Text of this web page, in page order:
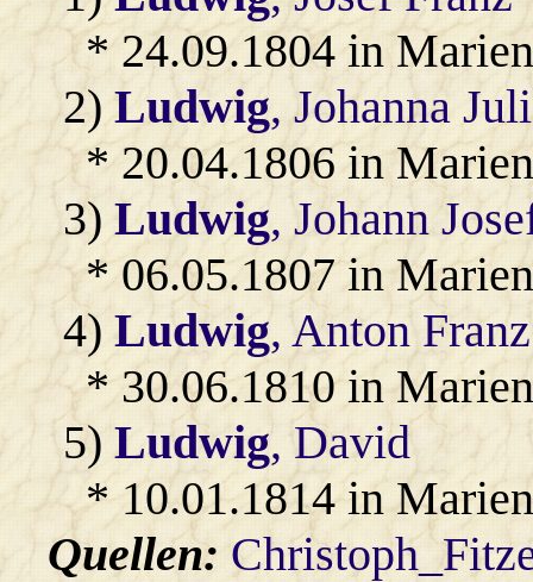
* 24.09.1804 in
2)Ludwig, Johanna
* 20.04.1806 in
3)Ludwig, Johann
* 06.05.1807 in
4)Ludwig, Anton Franz
* 30.06.1810 in
5)Ludwig, David
* 10.01.1814 in
Quellen: